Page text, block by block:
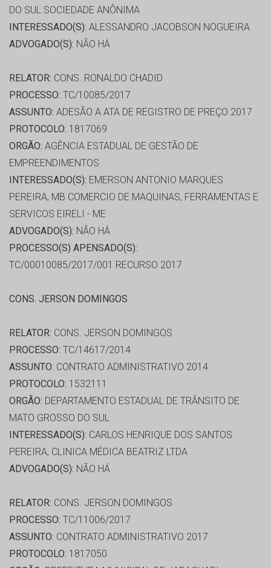
DO SUL SOCIEDADE ANÔNIMA
INTERESSADO(S): ALESSANDRO JACOBSON NOGUEIRA
ADVOGADO(S): NÃO HÁ
RELATOR: CONS. RONALDO CHADID
PROCESSO: TC/10085/2017
ASSUNTO: ADESÃO A ATA DE REGISTRO DE PREÇO 2017
PROTOCOLO: 1817069
ORGÃO: AGÊNCIA ESTADUAL DE GESTÃO DE
EMPREENDIMENTOS
INTERESSADO(S): EMERSON ANTONIO MARQUES
PEREIRA, MB COMERCIO DE MAQUINAS, FERRAMENTAS E
SERVICOS EIRELI - ME
ADVOGADO(S): NÃO HÁ
PROCESSO(S) APENSADO(S):
TC/00010085/2017/001 RECURSO 2017
CONS. JERSON DOMINGOS
RELATOR: CONS. JERSON DOMINGOS
PROCESSO: TC/14617/2014
ASSUNTO: CONTRATO ADMINISTRATIVO 2014
PROTOCOLO: 1532111
ORGÃO: DEPARTAMENTO ESTADUAL DE TRÂNSITO DE
MATO GROSSO DO SUL
INTERESSADO(S): CARLOS HENRIQUE DOS SANTOS
PEREIRA, CLINICA MÉDICA BEATRIZ LTDA
ADVOGADO(S): NÃO HÁ
RELATOR: CONS. JERSON DOMINGOS
PROCESSO: TC/11006/2017
ASSUNTO: CONTRATO ADMINISTRATIVO 2017
PROTOCOLO: 1817050